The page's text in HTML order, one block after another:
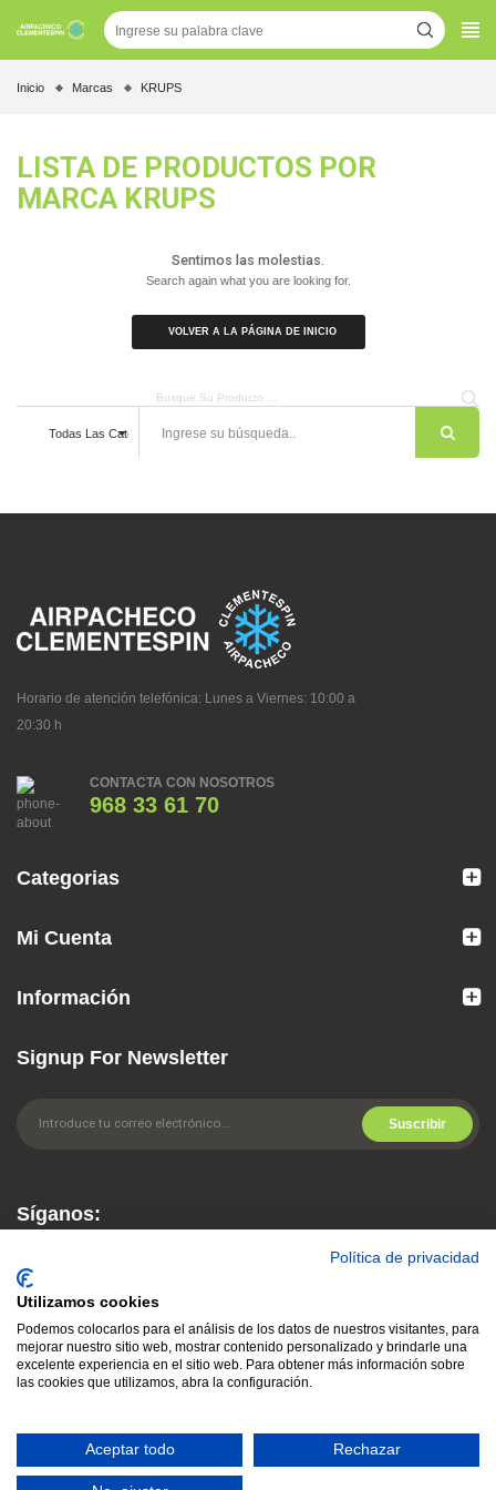
Inicio Marcas KRUPS
LISTA DE PRODUCTOS POR
MARCA KRUPS
Sentimos las molestias.
Search again what you are looking for.
VOLVER A LA PÁGINA DE INICIO
Todas Las Categorías
Horario de atención telefónica: Lunes a Viernes: 10:00 a
20:30 h
CONTACTA CON NOSOTROS
968 33 61 70
Categorias
Mi Cuenta
Información
Signup For Newsletter
Suscribir
Síganos:
Política de privacidad
Utilizamos cookies
Podemos colocarlos para el análisis de los datos de nuestros visitantes, para
mejorar nuestro sitio web, mostrar contenido personalizado y brindarle una
excelente experiencia en el sitio web. Para obtener más información sobre
las cookies que utilizamos, abra la configuración.
Aceptar todo Rechazar